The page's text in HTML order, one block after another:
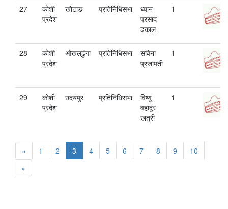
27
कोशी
प्रदेश
खोटाङ प्रतिनिधिसभा
ध्यान
प्रसाद
ढकाल
1
28
कोशी
प्रदेश
ओखलढुंगा प्रतिनिधिसभा
सविना
प्रजापती
1
29
कोशी
प्रदेश
उदयपुर प्रतिनिधिसभा
विष्‍णु
वहादुर
खत्री
1
« 1 2 3 4 5 6 7 8 9
10
»